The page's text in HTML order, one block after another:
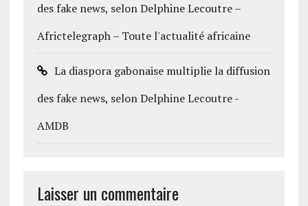
des fake news, selon Delphine Lecoutre –
Africtelegraph – Toute l'actualité africaine
La diaspora gabonaise multiplie la diffusion
des fake news, selon Delphine Lecoutre -
AMDB
Laisser un commentaire